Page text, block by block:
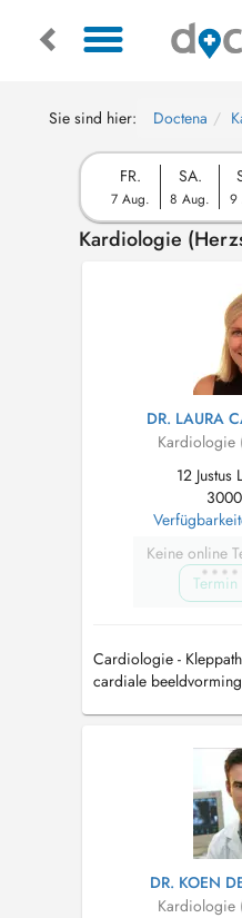
Sie sind hier: Doctena
FR.
7 Aug.
SA.
8 Aug. 9
Kardiologie
DR. LAURA
Kardiologie
12 Justus
Keine online
Cardiologie -
cardiale
DR. KOEN
Kardiologie